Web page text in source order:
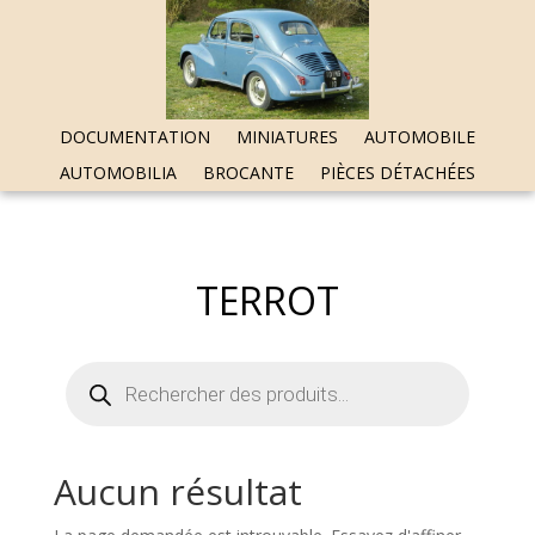
DOCUMENTATION MINIATURES
AUTOMOBILE
AUTOMOBILIA
BROCANTE PIÈCES DÉTACHÉES
TERROT
produits
Aucun résultat